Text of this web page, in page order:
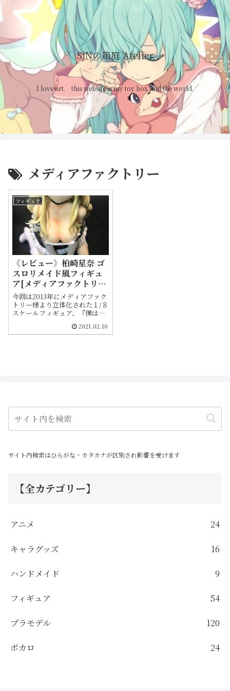
SiNの箱庭 Atelier
I love art. this website is my toy box and the world.
メディアファクトリー
フィギュア
《レビュー》柏崎星奈 ゴ
スロリメイド風フィギュ
ア[メディアファクトリ
ー]
今回は2013年にメディアファク
トリー様より立体化された１/８
スケールフィギュア、『僕は友
リ衣装をまとった柏崎星奈をご
紹介します。仕様ではありませ
2021.02.10
サイト内検索はひらがな・カタカナが区別され影響を受けます
【全カテゴリー】
アニメ 24
キャラグッズ 16
ハンドメイド 9
フィギュア 54
プラモデル 120
ボカロ 24